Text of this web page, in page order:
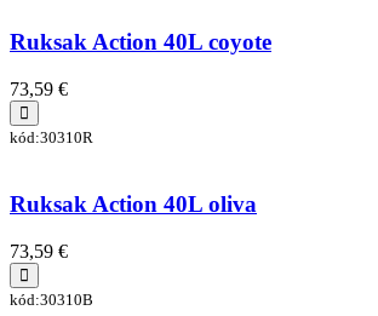
Ruksak Action 40L coyote
73,59 €
kód:30310R
Ruksak Action 40L oliva
73,59 €
kód:30310B